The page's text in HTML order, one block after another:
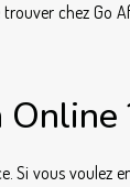
chez Go
Online
Si vous voulez